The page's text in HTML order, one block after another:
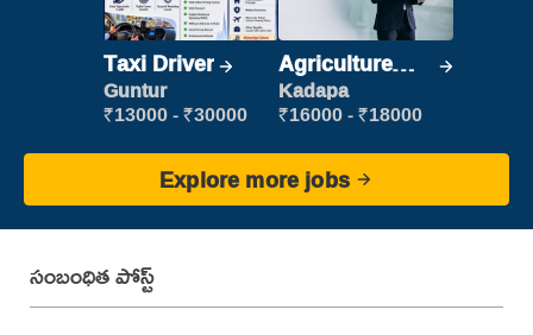
Taxi Driver
Guntur
₹13000 - ₹30000
Agriculture
Labour
Kadapa
₹16000 - ₹18000
Explore more jobs
సంబంధిత పోస్ట్